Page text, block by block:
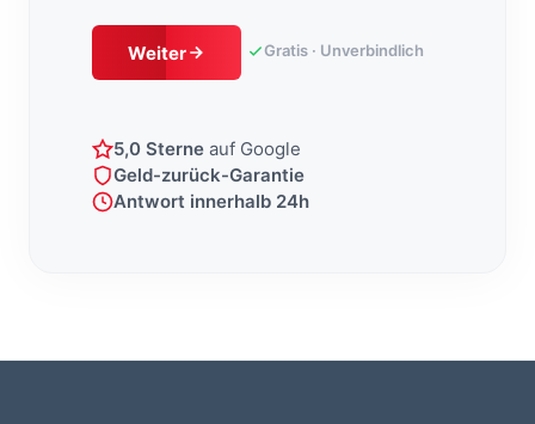
Weiter Gratis · Unverbindlich
5,0 Sterne auf Google
Geld-zurück-Garantie
Antwort innerhalb 24h